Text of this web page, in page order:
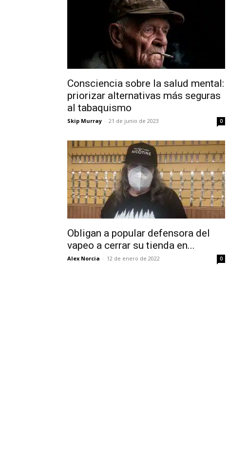
Consciencia sobre la salud mental:
priorizar alternativas más seguras
al tabaquismo
Skip Murray - 21 de junio de 2023 0
Obligan a popular defensora del
vapeo a cerrar su tienda en...
Alex Norcia - 12 de enero de 2022 0